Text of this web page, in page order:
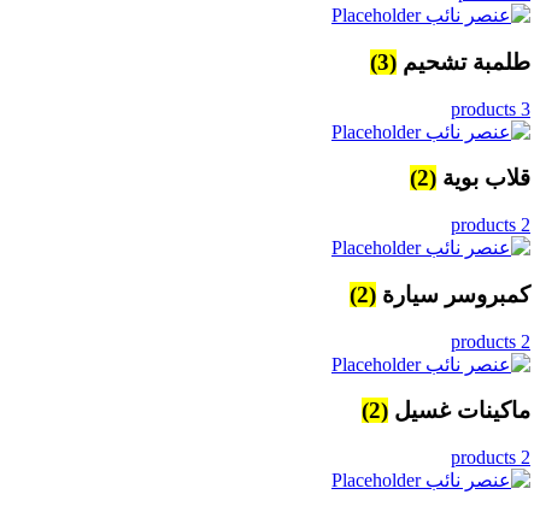
طلمبة تشحيم (3)
3 products
قلاب بوية (2)
2 products
كمبروسر سيارة (2)
2 products
ماكينات غسيل (2)
2 products